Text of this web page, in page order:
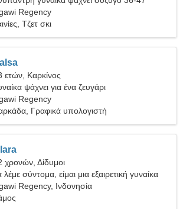
Regency
Τζετ σκι
ετών, Καρκίνος
ψάχνει για ένα ζευγάρι
Regency
Γραφικά υπολογιστή
χρονών, Δίδυμοι
λέμε σύντομα, είμαι μια εξαιρετική γυναίκα
Regency, Ινδονησία